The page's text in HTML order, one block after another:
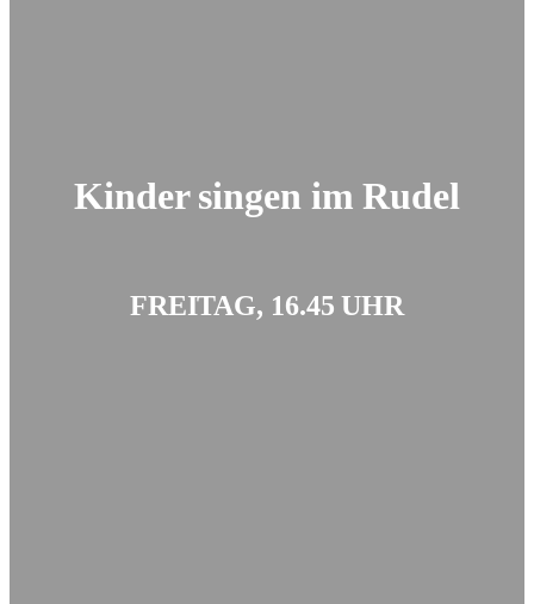
Kinder singen im Rudel
FREITAG, 16.45 UHR